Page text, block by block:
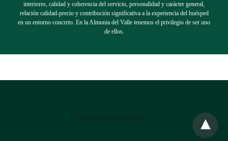
interiores, calidad y coherencia del servicio, personalidad y carácter general,
relación calidad-precio y contribución significativa a la experiencia del huésped
en un entorno concreto. En la Almunia del Valle tenemos el privilegio de ser uno
de ellos.
Todos los derechos reservados